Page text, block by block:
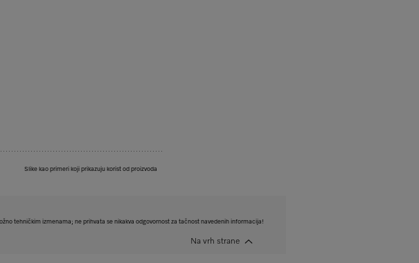
Slike kao primeri koji prikazuju korist od proizvoda
tehničkim izmenama; ne prihvata se nikakva odgovornost za tačnost navedenih informacija!
Na vrh strane